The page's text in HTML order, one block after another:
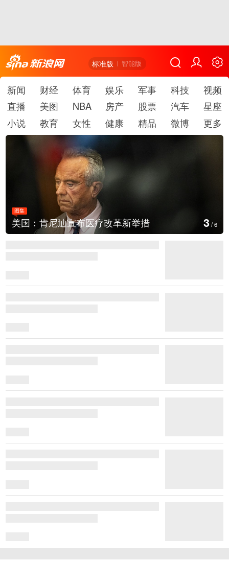
标准版 智能版
新闻 财经 体育 娱乐 军事 科技
视频
直播
美图 NBA 房产 股票 汽车
星座
小说
教育 女性 健康 精品 微博 更多
举措 云南普洱：乡村风光如画4 /6